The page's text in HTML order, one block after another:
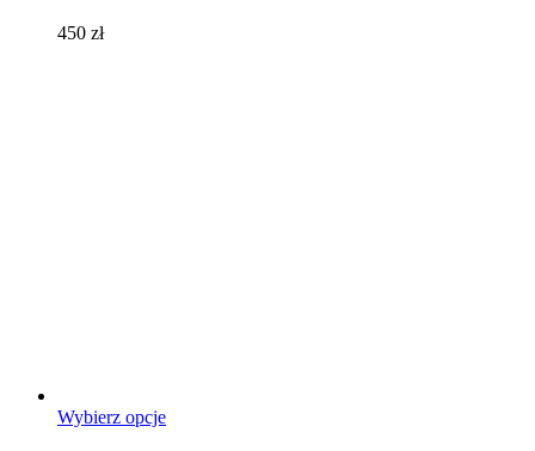
450 zł
Wybierz opcjeTen